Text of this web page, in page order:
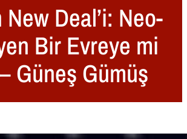
New Deal’i: Neo-
Bir Evreye mi
Güneş Gümüş